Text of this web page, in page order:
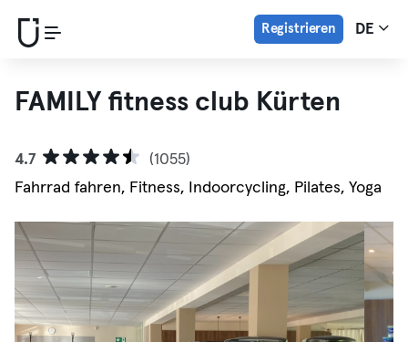
Registrieren DE
FAMILY fitness club Kürten
4.7
(1055)
Fahrrad fahren, Fitness, Indoorcycling, Pilates, Yoga